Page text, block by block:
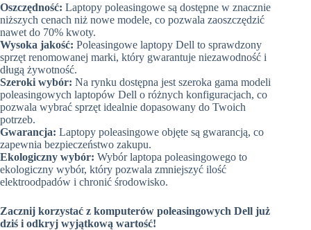
Oszczędność: Laptopy poleasingowe są dostępne w znacznie
niższych cenach niż nowe modele, co pozwala zaoszczędzić
nawet do 70% kwoty.
Wysoka jakość: Poleasingowe laptopy Dell to sprawdzony
sprzęt renomowanej marki, który gwarantuje niezawodność i
długą żywotność.
Szeroki wybór: Na rynku dostępna jest szeroka gama modeli
poleasingowych laptopów Dell o różnych konfiguracjach, co
pozwala wybrać sprzęt idealnie dopasowany do Twoich
potrzeb.
Gwarancja: Laptopy poleasingowe objęte są gwarancją, co
zapewnia bezpieczeństwo zakupu.
Ekologiczny wybór: Wybór laptopa poleasingowego to
ekologiczny wybór, który pozwala zmniejszyć ilość
elektroodpadów i chronić środowisko.
Zacznij korzystać z komputerów poleasingowych Dell już
dziś i odkryj wyjątkową wartość!